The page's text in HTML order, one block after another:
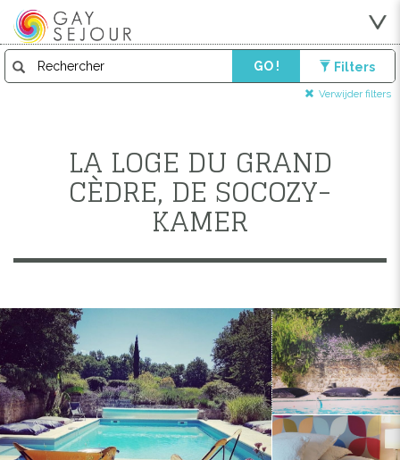
GO ! Filters
Verwijder filters
LA LOGE DU GRAND
CÈDRE, DE SOCOZY-
KAMER